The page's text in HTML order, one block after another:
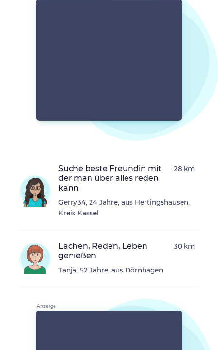
Suche beste Freundin mit
der man über alles reden
kann
Gerry34, 24 Jahre, aus Hertingshausen,
Kreis Kassel
28 km
Lachen, Reden, Leben
genießen
Tanja, 52 Jahre, aus Dörnhagen
30 km